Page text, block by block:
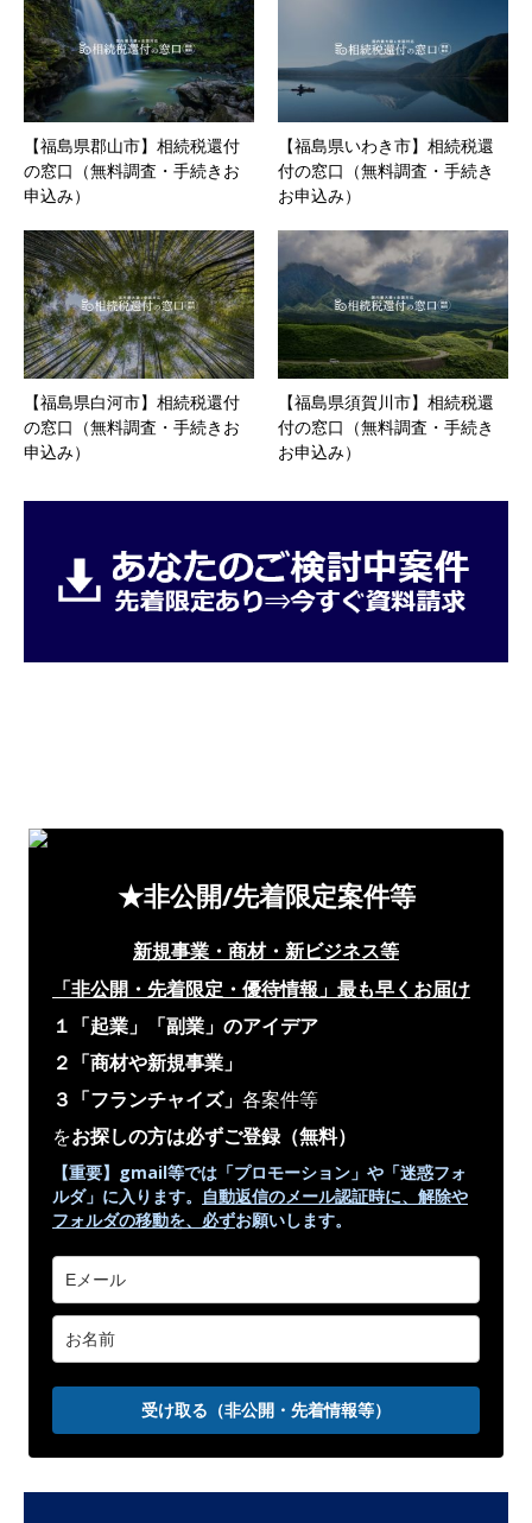
【福島県郡山市】相続税還付
の窓口（無料調査・手続きお
申込み）
【福島県いわき市】相続税還
付の窓口（無料調査・手続き
お申込み）
【福島県白河市】相続税還付
の窓口（無料調査・手続きお
申込み）
【福島県須賀川市】相続税還
付の窓口（無料調査・手続き
お申込み）
★非公開/先着限定案件等
新規事業・商材・新ビジネス等
「非公開・先着限定・優待情報」 最も早くお届け
１「起業」「副業」のアイデア
２「商材や新規事業」
３「フランチャイズ」 各案件等
をお探しの方は必ずご登録（無料）
【重要】gmail等では「プロモーション」や 「迷惑フォ
ルダ」 に入ります。 自動返信のメール認証時に、解除や
フォルダの移動を、 必ずお願いします。
受け取る（非公開・先着情報等）